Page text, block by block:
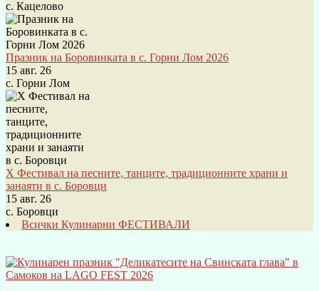
с. Кацелово
Празник на Боровинката в с. Горни Лом 2026
15 авг. 26
с. Горни Лом
X Фестивал на песните, танците, традиционните храни и
занаяти в с. Боровци
15 авг. 26
с. Боровци
Всички Кулинарни ФЕСТИВАЛИ